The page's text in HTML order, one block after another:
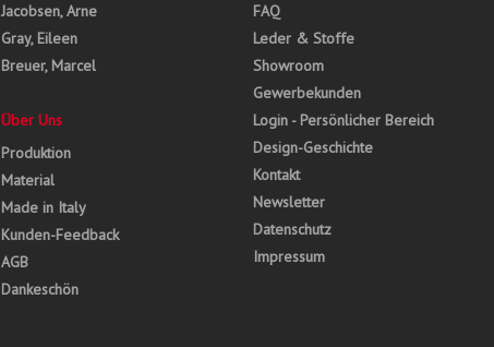
Jacobsen, Arne
Gray, Eileen
Breuer, Marcel
Über Uns
Produktion
Material
Made in Italy
Kunden-Feedback
AGB
Dankeschön
FAQ
Leder & Stoffe
Showroom
Gewerbekunden
Login - Persönlicher Bereich
Design-Geschichte
Kontakt
Newsletter
Datenschutz
Impressum